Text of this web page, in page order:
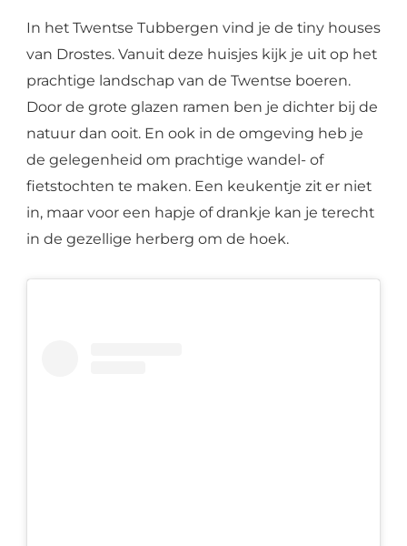
In het Twentse Tubbergen vind je de tiny houses
van Drostes. Vanuit deze huisjes kijk je uit op het
prachtige landschap van de Twentse boeren.
Door de grote glazen ramen ben je dichter bij de
natuur dan ooit. En ook in de omgeving heb je
de gelegenheid om prachtige wandel- of
fietstochten te maken. Een keukentje zit er niet
in, maar voor een hapje of drankje kan je terecht
in de gezellige herberg om de hoek.